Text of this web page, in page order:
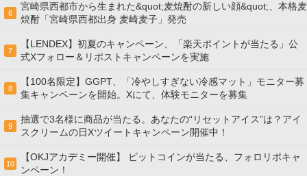
6
宮崎県西都市から生まれた&quot;麦焼酎の新しい顔&quot;、本格麦
焼酎「宮崎県西都出身 麦崎麦子」発売
7
【LENDEX】初夏のキャンペーン、「楽天ポイントが当たる」公
式Xフォロー＆リポストキャンペーンを実施
8
【100名限定】GGPT、「冷やしすぎない冷感マット」モニター募
集キャンペーンを開始。Xにて、体験モニターを募集
9
抽選で3名様に商品が当たる。あなたの“リセットアイス”は？アイ
スクリームの日Xツイートキャンペーン開催中！
10
【OKJアカデミー開催】 ビットコインが当たる、フォロリポキャ
ンペーン！